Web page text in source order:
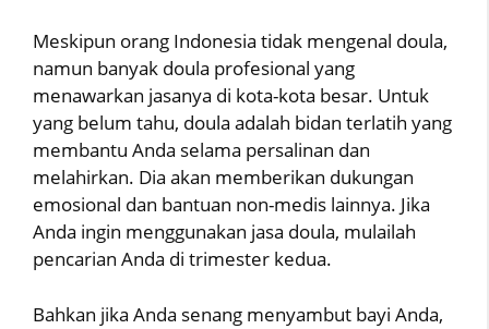
Meskipun orang Indonesia tidak mengenal doula,
namun banyak doula profesional yang
menawarkan jasanya di kota-kota besar. Untuk
yang belum tahu, doula adalah bidan terlatih yang
membantu Anda selama persalinan dan
melahirkan. Dia akan memberikan dukungan
emosional dan bantuan non-medis lainnya. Jika
Anda ingin menggunakan jasa doula, mulailah
pencarian Anda di trimester kedua.
Bahkan jika Anda senang menyambut bayi Anda,